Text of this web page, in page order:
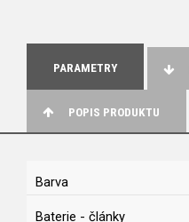
PARAMETRY
POPIS PRODUKTU
Barva
Baterie - články